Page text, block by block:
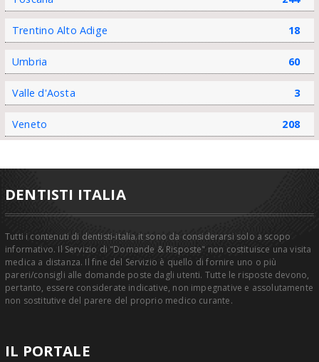
Trentino Alto Adige 18
Umbria 60
Valle d'Aosta 3
Veneto 208
DENTISTI ITALIA
Tutti i contenuti di dentisti-italia.it sono da considerarsi solo a scopo
informativo. Il Servizio di "Domande & Risposte" non costituisce una visita
medica a distanza. Il fine del Servizio è quello di fornire uno o più
pareri/consigli alle domande poste dagli utenti. Tutte le risposte devono,
pertanto, essere considerate indicative, non impegnative e assolutamente
non sostitutive del parere del proprio medico curante.
IL PORTALE